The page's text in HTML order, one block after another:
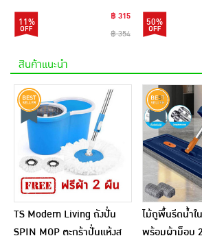
11%
฿ 315
฿ 354
50%
สินค้าแนะนำ
TS Modern Living ถังปั่น
SPIN MOP ตะกร้าปั่นแห้งส
ไม้ถูพื้นรีดน้ำใ
พร้อมผ้าม็อบ